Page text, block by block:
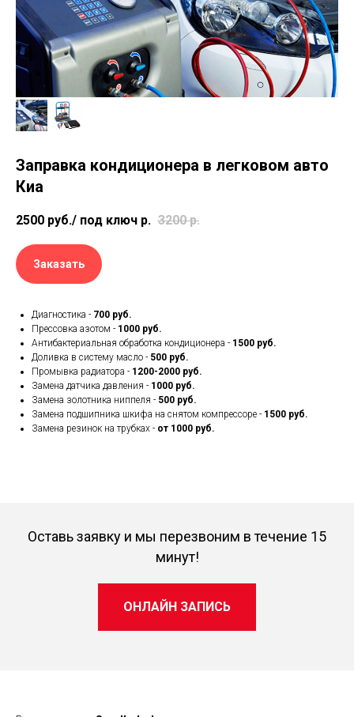
Заправка кондиционера в легковом авто
Киа
2500 руб./ под ключ р. 3200 р.
Заказать
Диагностика - 700 руб.
Прессовка азотом - 1000 руб.
Антибактериальная обработка кондиционера - 1500 руб.
Доливка в систему масло - 500 руб.
Промывка радиатора - 1200-2000 руб.
Замена датчика давления - 1000 руб.
Замена золотника ниппеля - 500 руб.
Замена подшипника шкифа на снятом компрессоре - 1500 руб.
Замена резинок на трубках - от 1000 руб.
Оставь заявку и мы перезвоним в течение 15
минут!
ОНЛАЙН ЗАПИСЬ